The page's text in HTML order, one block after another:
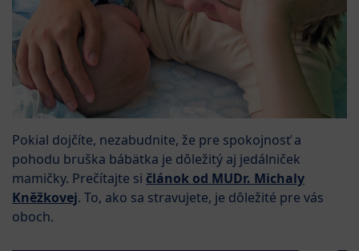
Pokial dojčíte, nezabudnite, že pre spokojnosť a
pohodu bruška bábätka je dôležitý aj jedálniček
mamičky. Prečítajte si článok od MUDr. Michaly
Kněžkovej. To, ako sa stravujete, je dôležité pre vás
oboch.